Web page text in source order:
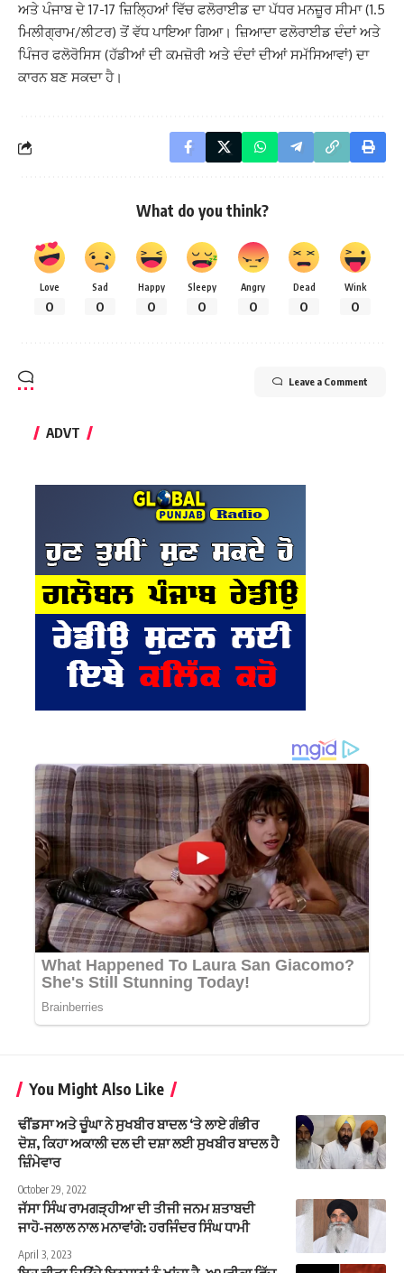
ਅਤੇ ਪੰਜਾਬ ਦੇ 17-17 ਜ਼ਿਲ੍ਹਿਆਂ ਵਿੱਚ ਫਲੋਰਾਈਡ ਦਾ ਪੱਧਰ ਮਨਜ਼ੂਰ ਸੀਮਾ (1.5
ਮਿਲੀਗ੍ਰਾਮ/ਲੀਟਰ) ਤੋਂ ਵੱਧ ਪਾਇਆ ਗਿਆ। ਜ਼ਿਆਦਾ ਫਲੋਰਾਈਡ ਦੰਦਾਂ ਅਤੇ
ਪਿੰਜਰ ਫਲੋਰੋਸਿਸ (ਹੱਡੀਆਂ ਦੀ ਕਮਜ਼ੋਰੀ ਅਤੇ ਦੰਦਾਂ ਦੀਆਂ ਸਮੱਸਿਆਵਾਂ) ਦਾ
ਕਾਰਨ ਬਣ ਸਕਦਾ ਹੈ।
What do you think?
Love
0
Sad
0
Happy
0
Sleepy
0
Angry
0
Dead
0
Wink
0
Leave a Comment
ADVT
You Might Also Like
ਢੀਂਡਸਾ ਅਤੇ ਚੂੰਘਾ ਨੇ ਸੁਖਬੀਰ ਬਾਦਲ ‘ਤੇ ਲਾਏ ਗੰਭੀਰ
ਦੋਸ਼, ਕਿਹਾ ਅਕਾਲੀ ਦਲ ਦੀ ਦਸ਼ਾ ਲਈ ਸੁਖਬੀਰ ਬਾਦਲ ਹੈ
ਜ਼ਿੰਮੇਵਾਰ
October 29, 2022
ਜੱਸਾ ਸਿੰਘ ਰਾਮਗੜ੍ਹੀਆ ਦੀ ਤੀਜੀ ਜਨਮ ਸ਼ਤਾਬਦੀ
ਜਾਹੋ-ਜਲਾਲ ਨਾਲ ਮਨਾਵਾਂਗੇ: ਹਰਜਿੰਦਰ ਸਿੰਘ ਧਾਮੀ
April 3, 2023